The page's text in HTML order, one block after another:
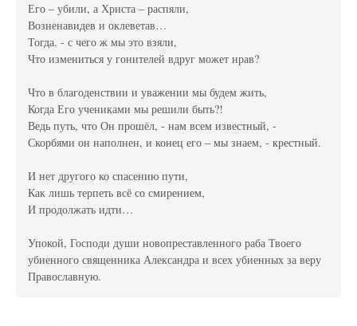
Его – убили, а Христа – распяли,
Возненавидев и оклеветав…
Тогда. - с чего ж мы это взяли,
Что измениться у гонителей вдруг может нрав?
Что в благоденствии и уважении мы будем жить,
Когда Его учениками мы решили быть?!
Ведь путь, что Он прошёл, - нам всем известный, -
Скорбями он наполнен, и конец его – мы знаем, - крестный.
И нет другого ко спасению пути,
Как лишь терпеть всё со смирением,
И продолжать идти…
Упокой, Господи души новопреставленного раба Твоего
убиенного священника Александра и всех убиенных за веру
Православную.